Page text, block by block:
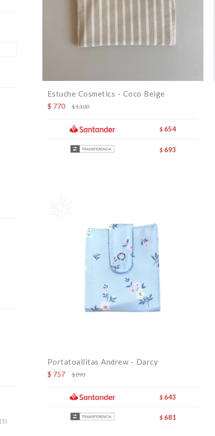
Estuche Cosmetics - Coco Beige
$ 770 $1.100
$ 654
$ 693
Portatoallitas Andrew - Darcy
$ 757 $890
$ 643
$ 681
(5)